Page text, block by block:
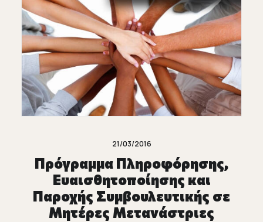
21/03/2016
Πρόγραμμα Πληροφόρησης,
Ευαισθητοποίησης και
Παροχής Συμβουλευτικής σε
Μητέρες Μετανάστριες